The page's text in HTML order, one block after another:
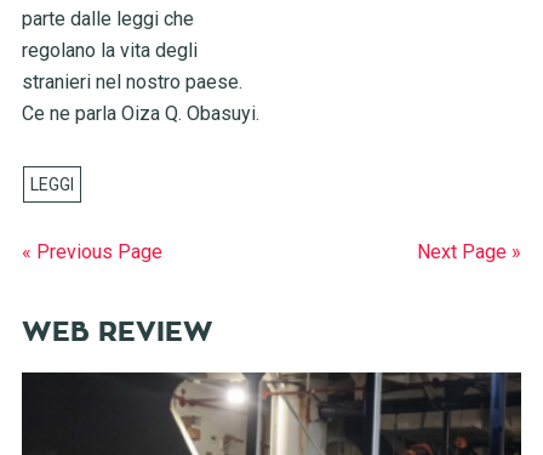
parte dalle leggi che
regolano la vita degli
stranieri nel nostro paese.
Ce ne parla Oiza Q. Obasuyi.
« Previous Page Next Page »
WEB REVIEW